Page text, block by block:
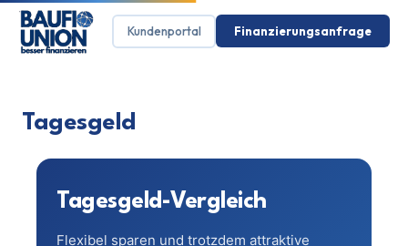
Kundenportal Finanzierungsanfrage
Tagesgeld
Tagesgeld-Vergleich
Flexibel sparen und trotzdem attraktive